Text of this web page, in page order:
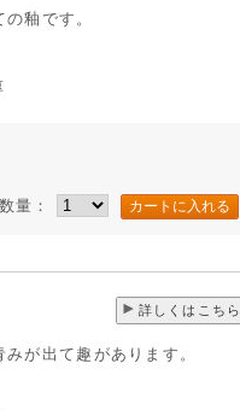
釉です。
量：
詳しくはこちら
が出て趣があります。